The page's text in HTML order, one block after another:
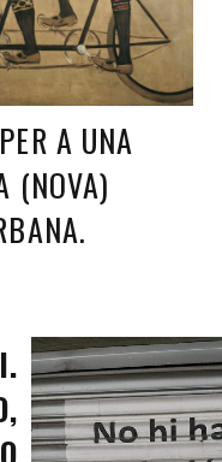
A UNA
(NOVA)